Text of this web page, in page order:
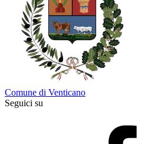
Comune di Venticano
Seguici su